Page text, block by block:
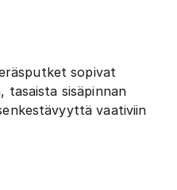
sopivat
sisäpinnan
vaativiin